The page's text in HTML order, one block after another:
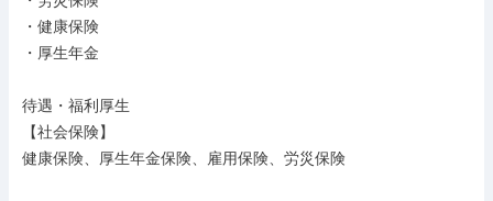
・健康保険
・厚生年金
待遇・福利厚生
【社会保険】
健康保険、厚生年金保険、雇用保険、労災保険